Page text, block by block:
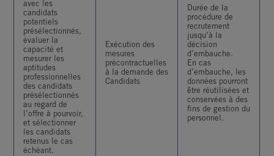
avec les
candidats
potentiels
présélectionnés,
évaluer la
capacité et
mesurer les
aptitudes
professionnelles
des candidats
présélectionnés
au regard de
l’offre à pourvoir,
et sélectionner
les candidats
retenus le cas
échéant.
Exécution des
mesures
précontractuelles
à la demande des
Candidats
Durée de la
procédure de
recrutement
jusqu’à la
décision
d’embauche.
En cas
d’embauche, les
données pourront
être réutilisées et
conservées à des
fins de gestion du
personnel.